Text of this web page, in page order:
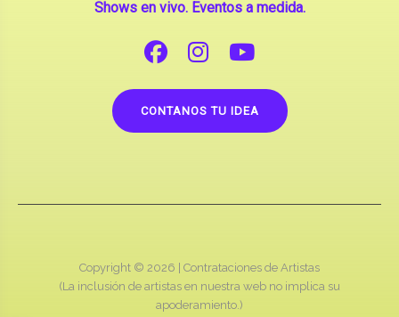
Shows en vivo. Eventos a medida.
CONTANOS TU IDEA
Copyright © 2026 | Contrataciones de Artistas
(La inclusión de artistas en nuestra web no implica su
apoderamiento.)